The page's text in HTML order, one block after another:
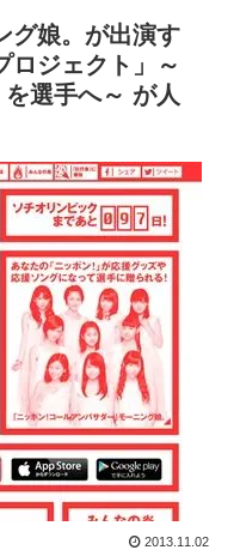
グ娘。が出演す
ロジェクト」～
選手へ～ が人
2013.11.02